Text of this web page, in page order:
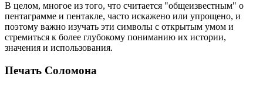
В целом, многое из того, что считается "общеизвестным" о
пентаграмме и пентакле, часто искажено или упрощено, и
поэтому важно изучать эти символы с открытым умом и
стремиться к более глубокому пониманию их истории,
значения и использования.
Печать Соломона